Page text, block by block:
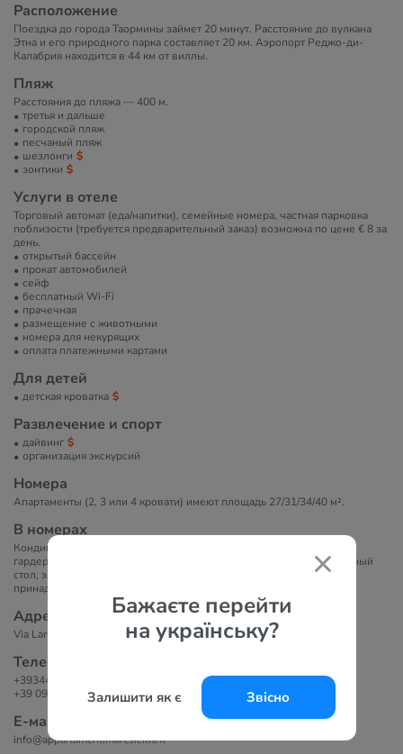
Бажаєте перейти
на українську?
Залишити як є Звісно
Расположение
Поездка до города Таормины займет 20 минут. Расстояние до вулкана
Этна и его природного парка составляет 20 км. Аэропорт Реджо-ди-
Калабрия находится в 44 км от виллы.
Пляж
Расстояния до пляжа — 400 м.
третья и дальше
городской пляж
песчаный пляж
шезлонги
зонтики
Услуги в отеле
Торговый автомат (еда/напитки), семейные номера, частная парковка
поблизости (требуется предварительный заказ) возможна по цене € 8 за
день.
открытый бассейн
прокат автомобилей
сейф
бесплатный Wi-Fi
прачечная
размещение с животными
номера для некурящих
оплата платежными картами
Для детей
детская кроватка
Развлечение и спорт
дайвинг
организация экскурсий
Номера
Апартаменты (2, 3 или 4 кровати) имеют площадь 27/31/34/40 м².
В номерах
Кондиционер, Wi-Fi, сейф, телевизор, гостиный уголок, шкаф или
гардероб, холодильник, микроволновая печь, мини-кухня, обеденный
стол, электрический чайник, душ, фен, туалетно-косметические
принадлежности, балкон или терраса.
Адрес
Via Larunchi, 34, 98035 Giardini Naxos ME, Италия.
Телефоны
+393442618163
+39 0942 56577
Е-маil
info@appartamentimaresicilia.it